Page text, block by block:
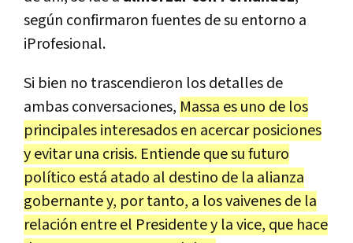
según confirmaron fuentes de su entorno a
iProfesional.
Si bien no trascendieron los detalles de
ambas conversaciones, Massa es uno de los
principales interesados en acercar posiciones
y evitar una crisis. Entiende que su futuro
político está atado al destino de la alianza
gobernante y, por tanto, a los vaivenes de la
relación entre el Presidente y la vice, que hace